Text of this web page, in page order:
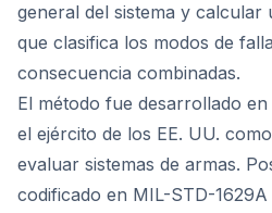
general del sistema y calcular
que clasifica los modos de
consecuencia combinadas.
El método fue desarrollado
el ejército de los EE. UU.
evaluar sistemas de armas.
codificado en MIL-STD-